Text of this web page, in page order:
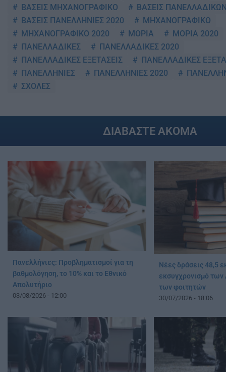
ΒΑΣΕΙΣ ΜΗΧΑΝΟΓΡΑΦΙΚΟ
ΒΑΣΕΙΣ
ΒΑΣΕΙΣ ΠΑΝΕΛΛΗΝΙΕΣ 2020
ΜΗΧΑΝΟΓΡΑΦΙΚΟ
ΜΗΧΑΝΟΓΡΑΦΙΚΟ 2020
ΜΟΡΙΑ
ΜΟΡΙΑ 2020
ΠΑΝΕΛΛΑΔΙΚΕΣ
ΠΑΝΕΛΛΑΔΙΚΕΣ 2020
ΠΑΝΕΛΛΑΔΙΚΕΣ ΕΞΕΤΑΣΕΙΣ
ΠΑΝΕΛΛΑΔΙΚΕΣ
ΠΑΝΕΛΛΗΝΙΕΣ
ΠΑΝΕΛΛΗΝΙΕΣ 2020
ΣΧΟΛΕΣ
ΔΙΑΒΑΣΤΕ ΑΚΟΜΑ
Πανελλήνιες: Προβληματισμοί για τη
βαθμολόγηση, το 10% και το Εθνικό
Απολυτήριο
03/08/2026 - 12:00
Νέες δράσεις 48,5
εκσυγχρονισμό των
των φοιτητών
30/07/2026 - 18:06